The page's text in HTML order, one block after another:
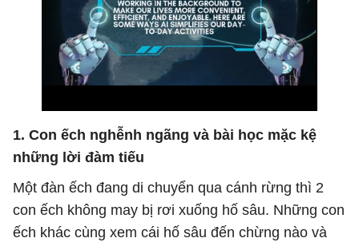
1. Con ếch nghễnh ngãng và bài học mặc kệ
những lời đàm tiếu
Một đàn ếch đang di chuyển qua cánh rừng thì 2
con ếch không may bị rơi xuống hố sâu. Những con
ếch khác cùng xem cái hố sâu đến chừng nào và